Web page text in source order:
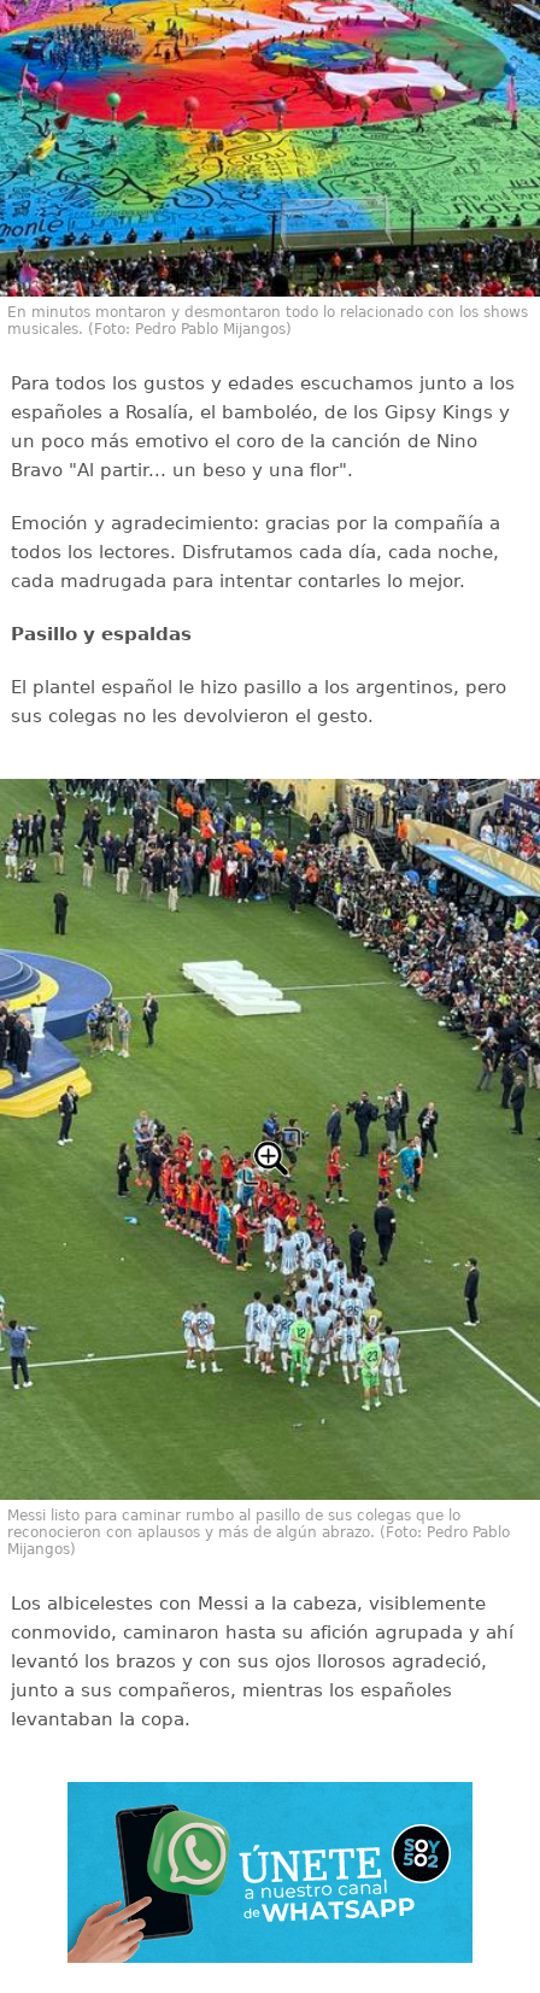
En minutos montaron y desmontaron todo lo relacionado con los shows
musicales. (Foto: Pedro Pablo Mijangos)
Para todos los gustos y edades escuchamos junto a los
españoles a Rosalía, el bamboléo, de los Gipsy Kings y
un poco más emotivo el coro de la canción de Nino
Bravo "Al partir... un beso y una flor".
Emoción y agradecimiento: gracias por la compañía a
todos los lectores. Disfrutamos cada día, cada noche,
cada madrugada para intentar contarles lo mejor.
Pasillo y espaldas
El plantel español le hizo pasillo a los argentinos, pero
sus colegas no les devolvieron el gesto.
Messi listo para caminar rumbo al pasillo de sus colegas que lo
reconocieron con aplausos y más de algún abrazo. (Foto: Pedro Pablo
Mijangos)
Los albicelestes con Messi a la cabeza, visiblemente
conmovido, caminaron hasta su afición agrupada y ahí
levantó los brazos y con sus ojos llorosos agradeció,
junto a sus compañeros, mientras los españoles
levantaban la copa.